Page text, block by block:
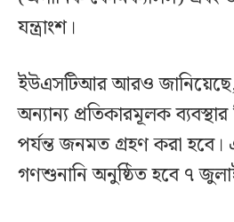
যন্ত্রাংশ।
ইউএসটিআর আরও জানিয়েছে,
অন্যান্য প্রতিকারমূলক
পর্যন্ত জনমত গ্রহণ করা
গণশুনানি অনুষ্ঠিত হবে ৭